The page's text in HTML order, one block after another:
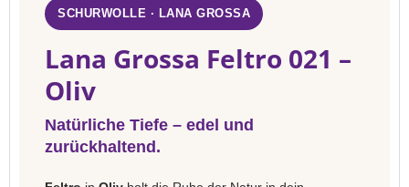
SCHURWOLLE · LANA GROSSA
Lana Grossa Feltro 021 –
Oliv
Natürliche Tiefe – edel und
zurückhaltend.